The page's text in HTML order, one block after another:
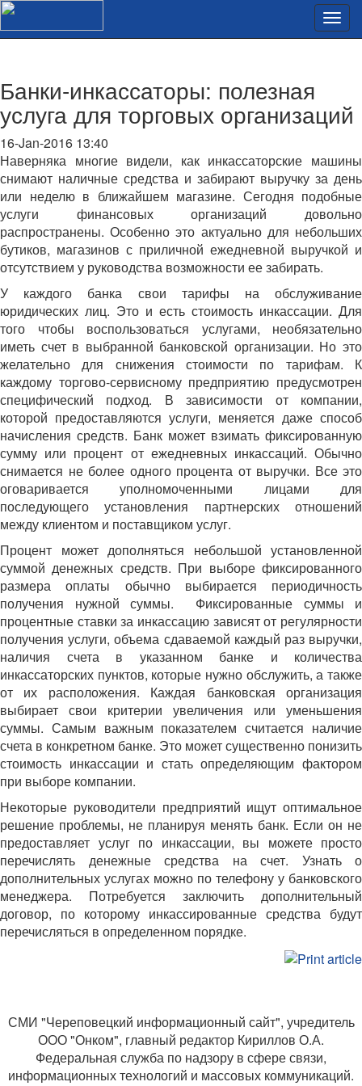
Банки-инкассаторы: полезная
услуга для торговых организаций
16-Jan-2016 13:40
Наверняка многие видели, как инкассаторские машины
снимают наличные средства и забирают выручку за день
или неделю в ближайшем магазине. Сегодня подобные
услуги финансовых организаций довольно
распространены. Особенно это актуально для небольших
бутиков, магазинов с приличной ежедневной выручкой и
отсутствием у руководства возможности ее забирать.
У каждого банка свои тарифы на обслуживание
юридических лиц. Это и есть стоимость инкассации. Для
того чтобы воспользоваться услугами, необязательно
иметь счет в выбранной банковской организации. Но это
желательно для снижения стоимости по тарифам. К
каждому торгово-сервисному предприятию предусмотрен
специфический подход. В зависимости от компании,
которой предоставляются услуги, меняется даже способ
начисления средств. Банк может взимать фиксированную
сумму или процент от ежедневных инкассаций. Обычно
снимается не более одного процента от выручки. Все это
оговаривается уполномоченными лицами для
последующего установления партнерских отношений
между клиентом и поставщиком услуг.
Процент может дополняться небольшой установленной
суммой денежных средств. При выборе фиксированного
размера оплаты обычно выбирается периодичность
получения нужной суммы. Фиксированные суммы и
процентные ставки за инкассацию зависят от регулярности
получения услуги, объема сдаваемой каждый раз выручки,
наличия счета в указанном банке и количества
инкассаторских пунктов, которые нужно обслужить, а также
от их расположения. Каждая банковская организация
выбирает свои критерии увеличения или уменьшения
суммы. Самым важным показателем считается наличие
счета в конкретном банке. Это может существенно понизить
стоимость инкассации и стать определяющим фактором
при выборе компании.
Некоторые руководители предприятий ищут оптимальное
решение проблемы, не планируя менять банк. Если он не
предоставляет услуг по инкассации, вы можете просто
перечислять денежные средства на счет. Узнать о
дополнительных услугах можно по телефону у банковского
менеджера. Потребуется заключить дополнительный
договор, по которому инкассированные средства будут
перечисляться в определенном порядке.
СМИ "Череповецкий информационный сайт", учредитель
ООО "Онком", главный редактор Кириллов О.А.
Федеральная служба по надзору в сфере связи,
информационных технологий и массовых коммуникаций.